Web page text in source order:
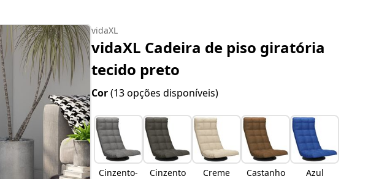
vidaXL
vidaXL Cadeira de piso giratória
tecido preto
Cor(13 opções disponíveis)
Cinzento-
Cinzento
Creme Castanho Azul